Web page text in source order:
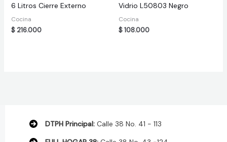
6 Litros Cierre Externo
Cocina
$216.000
Vidrio L50803 Negro
Cocina
$108.000
DTPH Principal: Calle 38 No. 41 - 113